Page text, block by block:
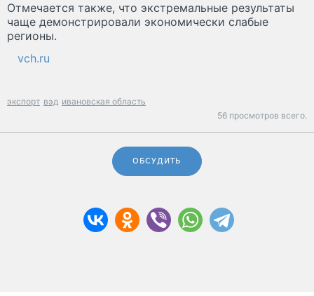
Отмечается также, что экстремальные результаты
чаще демонстрировали экономически слабые
регионы.
vch.ru
экспорт вэд ивановская область
56 просмотров всего.
ОБСУДИТЬ